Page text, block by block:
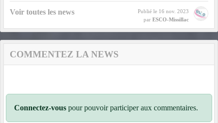
Voir toutes les news Publié le 16 nov. 2023
par ESCO-Missillac
COMMENTEZ LA NEWS
Connectez-vous pour pouvoir participer aux commentaires.